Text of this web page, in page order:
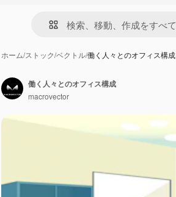
ホーム/ストック/ベクトル/働く人々とのオフィス構成
働く人々とのオフィス構成
macrovector